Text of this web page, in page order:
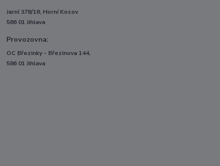
Jarní 378/18, Horní Kosov
586 01 Jihlava
Provozovna:
OC Březinky - Březinova 144,
586 01 Jihlava